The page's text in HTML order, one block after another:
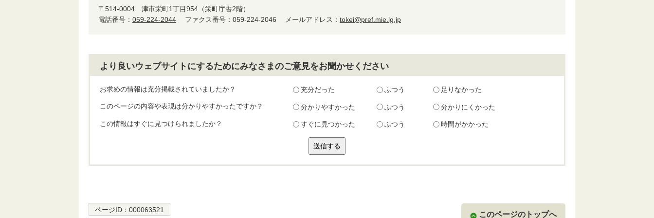
〒514-0004 津市栄町1丁目954（栄町庁舎2階）
電話番号： 059-224-2044 ファクス番号：059-224-2046 メールアドレス： tokei@pref.mie.lg.jp
より良いウェブサイトにするためにみなさまのご意見をお聞かせください
お求めの情報は充分掲載されていましたか？ 充分だった ふつう 足りなかった
このページの内容や表現は分かりやすかったですか？ 分かりやすかった ふつう 分かりにくかった
この情報はすぐに見つけられましたか？ すぐに見つかった ふつう 時間がかかった
ページID： 000063521
このページのトップへ